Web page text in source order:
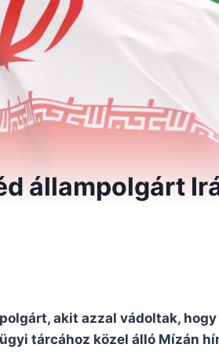
állampolgárt
akit azzal vádoltak,
tárcához közel álló Mízán